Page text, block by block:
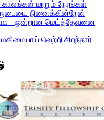
– காலங்கள் மாறும் நேரங்கள்
நினைக்கின்றேன்
– ஒன்றான மெய்த்தேவனை
மகிமையாய் வெற்றி சிறந்தார்